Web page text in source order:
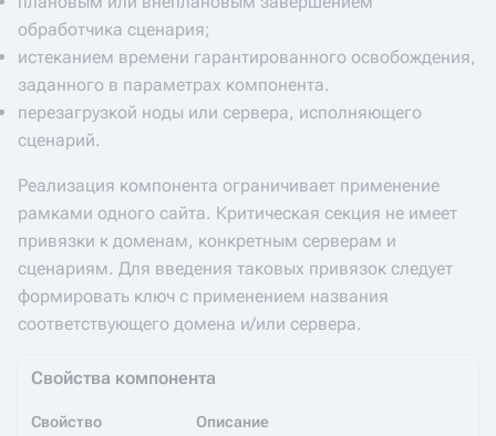
обработчика сценария;
истеканием времени гарантированного освобождения,
заданного в параметрах компонента.
перезагрузкой ноды или сервера, исполняющего
сценарий.
Реализация компонента ограничивает применение
рамками одного сайта. Критическая секция не имеет
привязки к доменам, конкретным серверам и
сценариям. Для введения таковых привязок следует
формировать ключ с применением названия
соответствующего домена и/или сервера.
Свойства компонента
Свойство Описание